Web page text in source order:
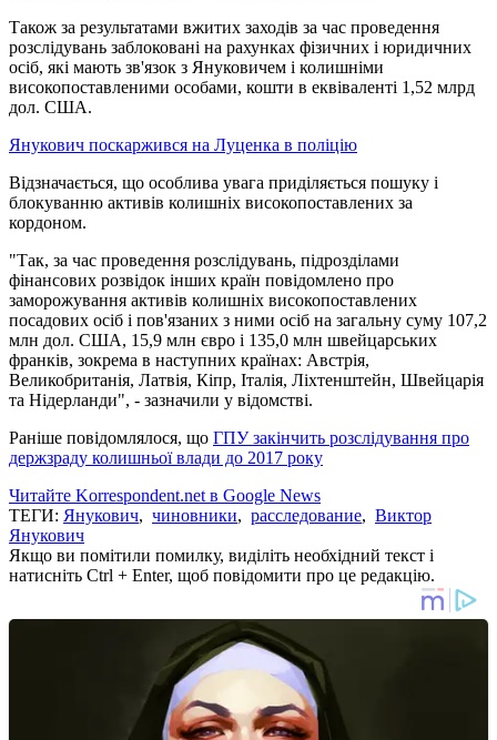
Також за результатами вжитих заходів за час проведення
розслідувань заблоковані на рахунках фізичних і юридичних
осіб, які мають зв'язок з Януковичем і колишніми
високопоставленими особами, кошти в еквіваленті 1,52 млрд
дол. США.
Янукович поскаржився на Луценка в поліцію
Відзначається, що особлива увага приділяється пошуку і
блокуванню активів колишніх високопоставлених за
кордоном.
"Так, за час проведення розслідувань, підрозділами
фінансових розвідок інших країн повідомлено про
заморожування активів колишніх високопоставлених
посадових осіб і пов'язаних з ними осіб на загальну суму 107,2
млн дол. США, 15,9 млн євро і 135,0 млн швейцарських
франків, зокрема в наступних країнах: Австрія,
Великобританія, Латвія, Кіпр, Італія, Ліхтенштейн, Швейцарія
та Нідерланди", - зазначили у відомстві.
Раніше повідомлялося, що ГПУ закінчить розслідування про
держзраду колишньої влади до 2017 року
Читайте Korrespondent.net в Google News
ТЕГИ: Янукович, чиновники, расследование, Виктор
Янукович
Якщо ви помітили помилку, виділіть необхідний текст і
натисніть Ctrl + Enter, щоб повідомити про це редакцію.